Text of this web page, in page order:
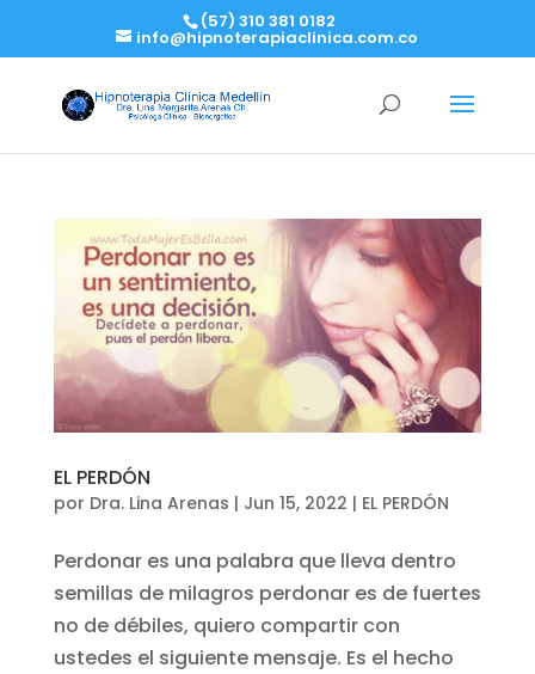
(57) 310 381 0182
info@hipnoterapiaclinica.com.co
EL PERDÓN
por Dra. Lina Arenas | Jun 15, 2022 | EL PERDÓN
Perdonar es una palabra que lleva dentro
semillas de milagros perdonar es de fuertes
no de débiles, quiero compartir con
ustedes el siguiente mensaje. Es el hecho